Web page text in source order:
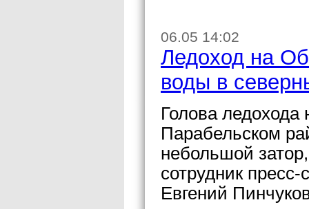
06.05 14:02
Ледоход на
воды в
Голова ледохода
Парабельском
небольшой
сотрудник
Евгений